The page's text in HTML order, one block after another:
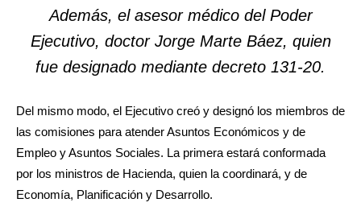
Además, el asesor médico del Poder
Ejecutivo, doctor Jorge Marte Báez, quien
fue designado mediante decreto 131-20.
Del mismo modo, el Ejecutivo creó y designó los miembros de
las comisiones para atender Asuntos Económicos y de
Empleo y Asuntos Sociales. La primera estará conformada
por los ministros de Hacienda, quien la coordinará, y de
Economía, Planificación y Desarrollo.